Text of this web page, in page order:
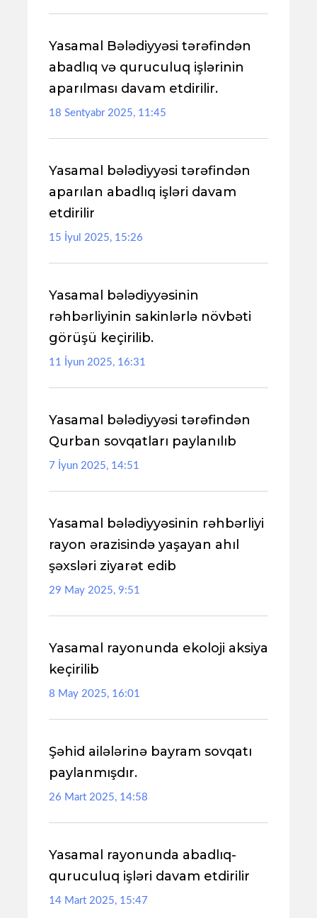
Yasamal Bələdiyyəsi tərəfindən
abadlıq və quruculuq işlərinin
aparılması davam etdirilir.
18 Sentyabr 2025, 11:45
Yasamal bələdiyyəsi tərəfindən
aparılan abadlıq işləri davam
etdirilir
15 İyul 2025, 15:26
Yasamal bələdiyyəsinin
rəhbərliyinin sakinlərlə növbəti
görüşü keçirilib.
11 İyun 2025, 16:31
Yasamal bələdiyyəsi tərəfindən
Qurban sovqatları paylanılıb
7 İyun 2025, 14:51
Yasamal bələdiyyəsinin rəhbərliyi
rayon ərazisində yaşayan ahıl
şəxsləri ziyarət edib
29 May 2025, 9:51
Yasamal rayonunda ekoloji aksiya
keçirilib
8 May 2025, 16:01
Şəhid ailələrinə bayram sovqatı
paylanmışdır.
26 Mart 2025, 14:58
Yasamal rayonunda abadlıq-
quruculuq işləri davam etdirilir
14 Mart 2025, 15:47